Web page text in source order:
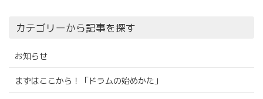
カテゴリーから記事を探す
お知らせ
まずはここから！「ドラムの始めかた」